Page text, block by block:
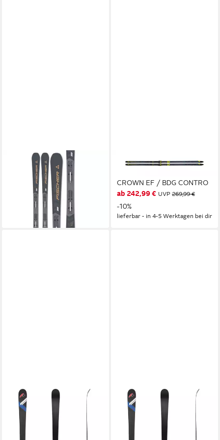
FISCHER
Tourenski
ab 277,50 €
UVP 350,00 €
lieferbar - in 3-4 Werktagen bei dir
FISCHER SPORTS
CROWN EF / BDG CONTRO
ab 242,99 € UVP 269,99 €
-10%
lieferbar - in 4-5 Werktagen bei dir
Ski F2 Ski Touring Ski 168 cm
Schwarz 2024/25
199,00 €
lieferbar - in 3-4 Werktagen bei dir
Ski F2 Ski Touring Ski 161 cm
Schwarz 2024/25
199,00 €
lieferbar - in 3-4 Werktagen bei dir